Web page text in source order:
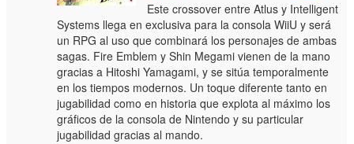
Este crossover entre Atlus y Intelligent
Systems llega en exclusiva para la consola WiiU y será
un RPG al uso que combinará los personajes de ambas
sagas. Fire Emblem y Shin Megami vienen de la mano
gracias a Hitoshi Yamagami, y se sitúa temporalmente
en los tiempos modernos. Un toque diferente tanto en
jugabilidad como en historia que explota al máximo los
gráficos de la consola de Nintendo y su particular
jugabilidad gracias al mando.